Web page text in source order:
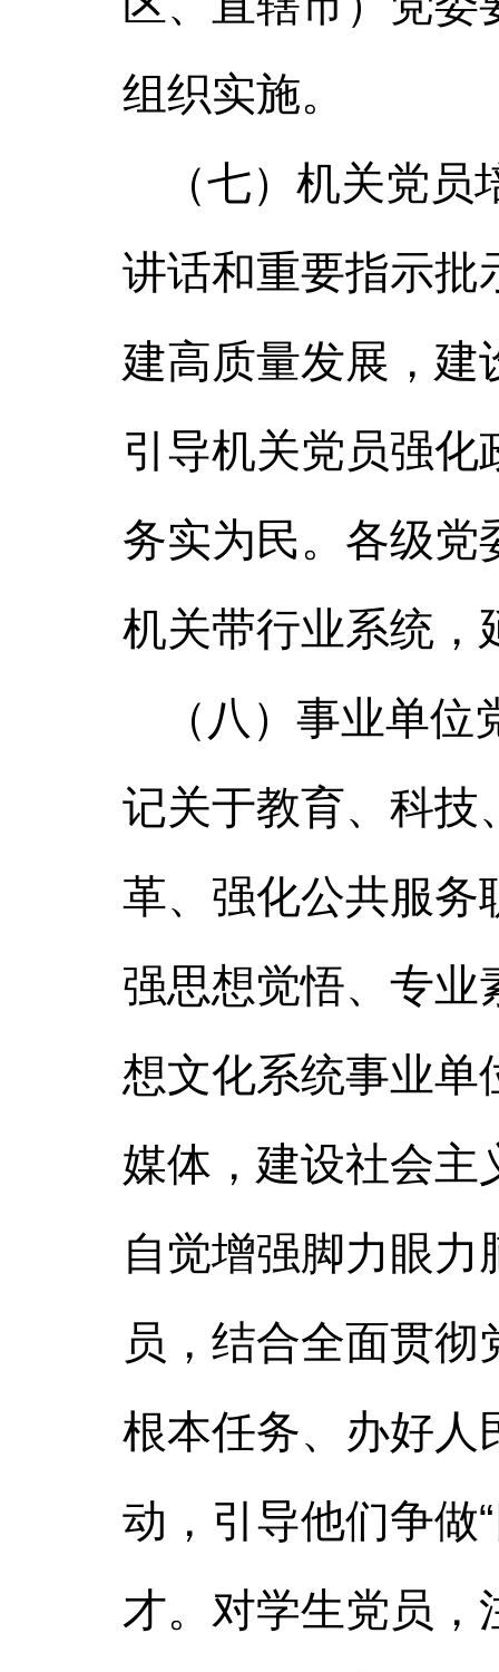
组织实施。
（七）机关党
讲话和重要指示批
建高质量发展，建
引导机关党员强化
务实为民。各级党
机关带行业系统，
（八）事业单
记关于教育、科技
革、强化公共服务
强思想觉悟、专业
想文化系统事业单
媒体，建设社会主
自觉增强脚力眼
员，结合全面贯
根本任务、办好人
动，引导他们争做
才。对学生党员，